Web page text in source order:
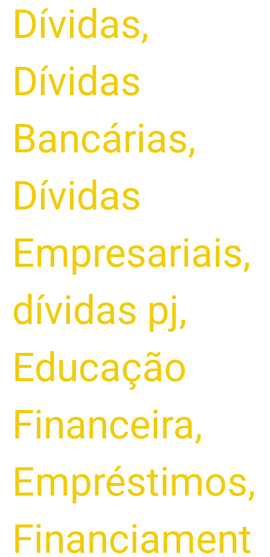
Dívidas,
Dívidas
Bancárias,
Dívidas
Empresariais,
dívidas pj,
Educação
Financeira,
Empréstimos,
Financiament